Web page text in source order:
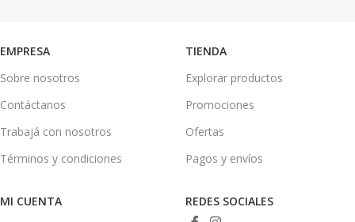
EMPRESA
Sobre nosotros
Contáctanos
Trabajá con nosotros
Términos y condiciones
TIENDA
Explorar productos
Promociones
Ofertas
Pagos y envíos
MI CUENTA
REDES SOCIALES